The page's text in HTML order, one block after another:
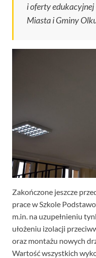
i oferty edukacyjnej
Miasta i Gminy
Zakończone jeszcze
prace w Szkole
m.in. na uzupełnieniu
ułożeniu izolacji
oraz montażu nowych
Wartość wszystkich